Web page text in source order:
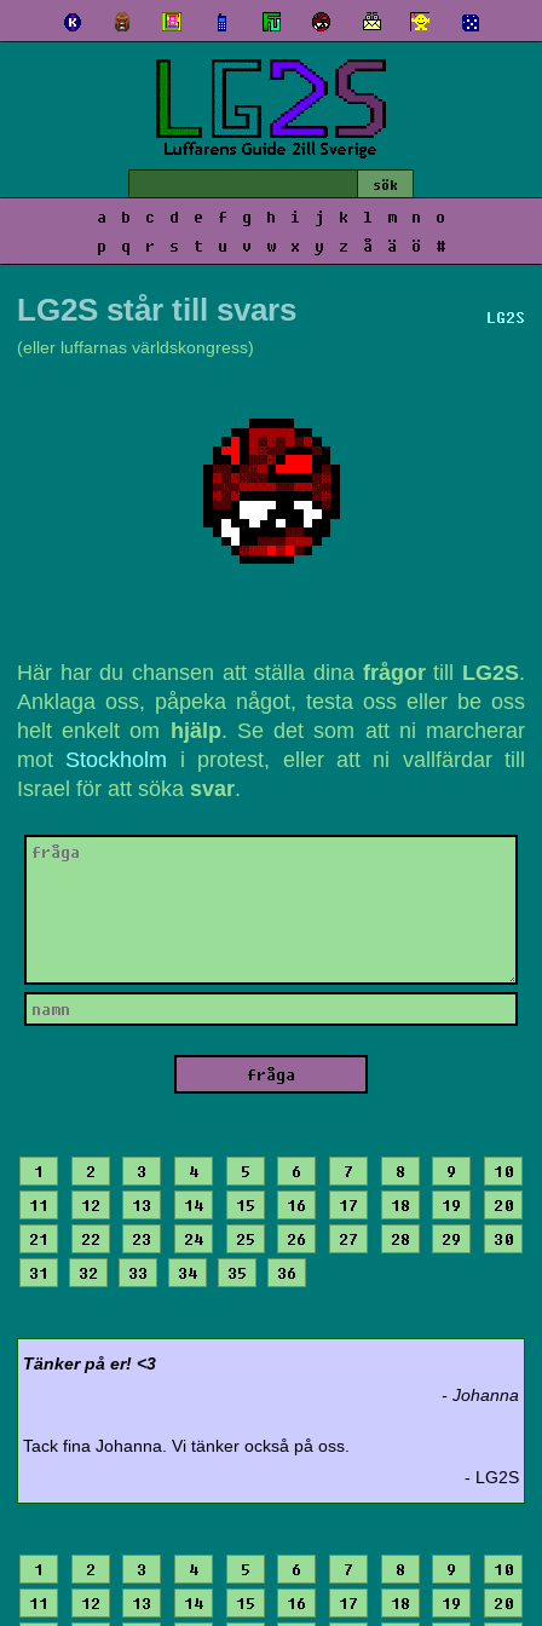
a b c d e f g h i j k l m n
o
p
q r s t u v w x y z å ä ö #
LG2S
LG2S står till svars
(eller luffarnas världskongress)
Här har du chansen att ställa dina frågortill LG2S.
Anklaga oss, påpeka något, testa oss eller be oss
helt enkelt om
hjälp. Se det som att ni marcherar
mot Stockholm i protest, eller att ni vallfärdar till
Israel för att söka svar.
1 2 3 4 5 6 7 8 9
10
11
12 13 14 15 16 17 18 19
20
21
22 23 24 25 26 27 28 29
30
31
32 33 34 35 36
Tänker på er! <3
- Johanna
Tack fina Johanna. Vi tänker också på oss.
- LG2S
1 2 3 4 5 6 7 8 9
10
11
12 13 14 15 16 17 18 19 20